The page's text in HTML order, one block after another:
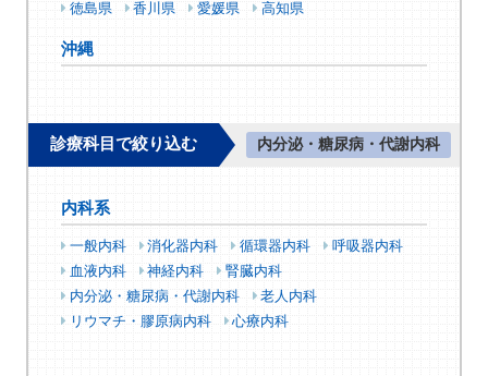
徳島県 香川県 愛媛県 高知県
沖縄
診療科目で絞り込む 内分泌・糖尿病・代謝内科
内科系
一般内科 消化器内科 循環器内科
呼吸器内科
血液内科
神経内科
腎臓内科
内分泌・糖尿病・代謝内科
老人内科
リウマチ・膠原病内科
心療内科